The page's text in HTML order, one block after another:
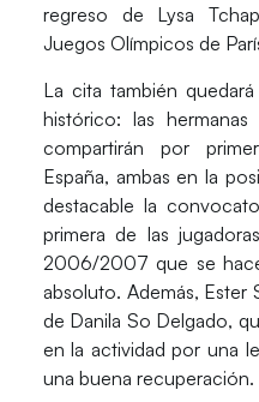
regreso de Lysa
Juegos Olímpicos de
La cita también
histórico: las hermanas
compartirán por
España, ambas en la
destacable la
primera de las
2006/2007 que se
absoluto. Además, Ester
de Danila So Delgado,
en la actividad por una
una buena recuperación.